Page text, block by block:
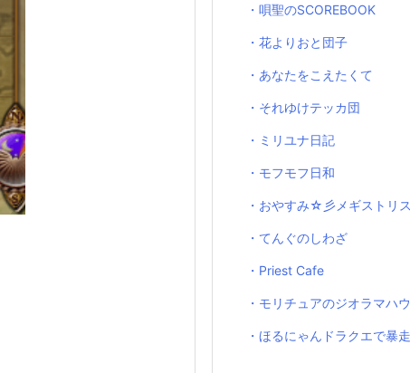
・唄聖のSCOREBOOK
・花よりおと団子
・あなたをこえたくて
・それゆけテッカ団
・ミリユナ日記
・モフモフ日和
・おやすみ☆彡メギストリス
・てんぐのしわざ
・Priest Cafe
・モリチュアのジオラマハ
・ほるにゃんドラクエで暴